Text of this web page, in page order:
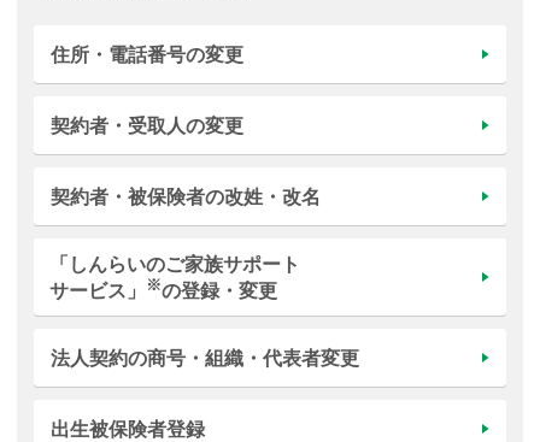
住所・電話番号の変更
契約者・受取人の変更
契約者・被保険者の改姓・改名
「しんらいのご家族サポート
サービス」
※の登録・変更
法人契約の商号・組織・代表者変更
出生被保険者登録